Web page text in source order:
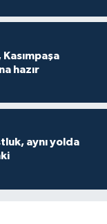
hazır
aynı yolda